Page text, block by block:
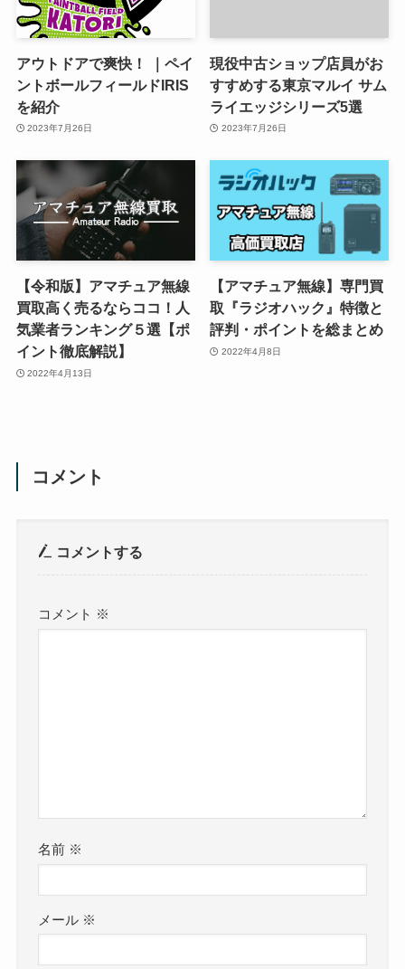
アウトドアで爽快！ ｜ペイ
ントボールフィールドIRIS
を紹介
2023年7月26日
現役中古ショップ店員がお
すすめする東京マルイ サム
ライエッジシリーズ5選
2023年7月26日
【令和版】アマチュア無線
買取高く売るならココ！人
気業者ランキング５選【ポ
イント徹底解説】
2022年4月13日
【アマチュア無線】専門買
取『ラジオハック』特徴と
評判・ポイントを総まとめ
2022年4月8日
コメント
コメントする
コメント ※
名前 ※
メール ※